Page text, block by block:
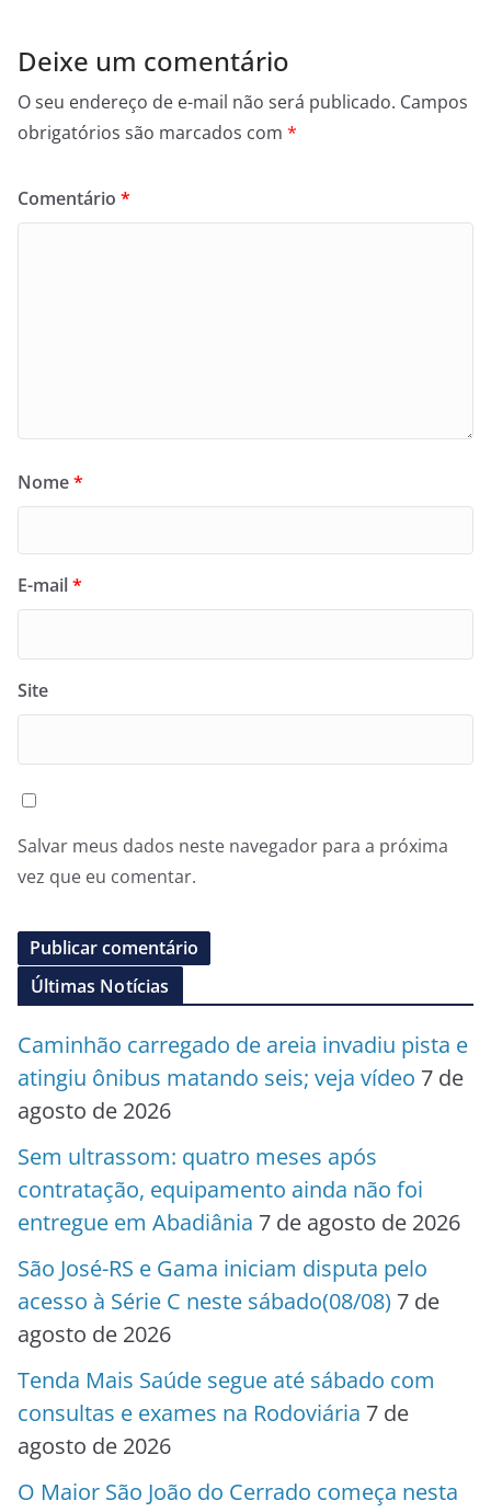
Deixe um comentário
O seu endereço de e-mail não será publicado. Campos
obrigatórios são marcados com *
Comentário *
Nome*
E-mail*
Site
Salvar meus dados neste navegador para a próxima
vez que eu comentar.
Últimas Notícias
Caminhão carregado de areia invadiu pista e
atingiu ônibus matando seis; veja vídeo 7 de
agosto de 2026
Sem ultrassom: quatro meses após
contratação, equipamento ainda não foi
entregue em Abadiânia 7 de agosto de 2026
São José-RS e Gama iniciam disputa pelo
acesso à Série C neste sábado(08/08) 7 de
agosto de 2026
Tenda Mais Saúde segue até sábado com
consultas e exames na Rodoviária 7 de
agosto de 2026
O Maior São João do Cerrado começa nesta